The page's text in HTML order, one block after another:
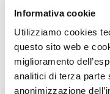
Informativa cookie
Utilizziamo cookies
questo sito web e
miglioramento
analitici di terza parte
anonimizzazione
Isteroscopia
K
Klebsiella Pneumoniae
L-acetilcarnitina